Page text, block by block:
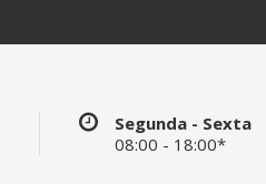
Segunda - Sexta
08:00 - 18:00*